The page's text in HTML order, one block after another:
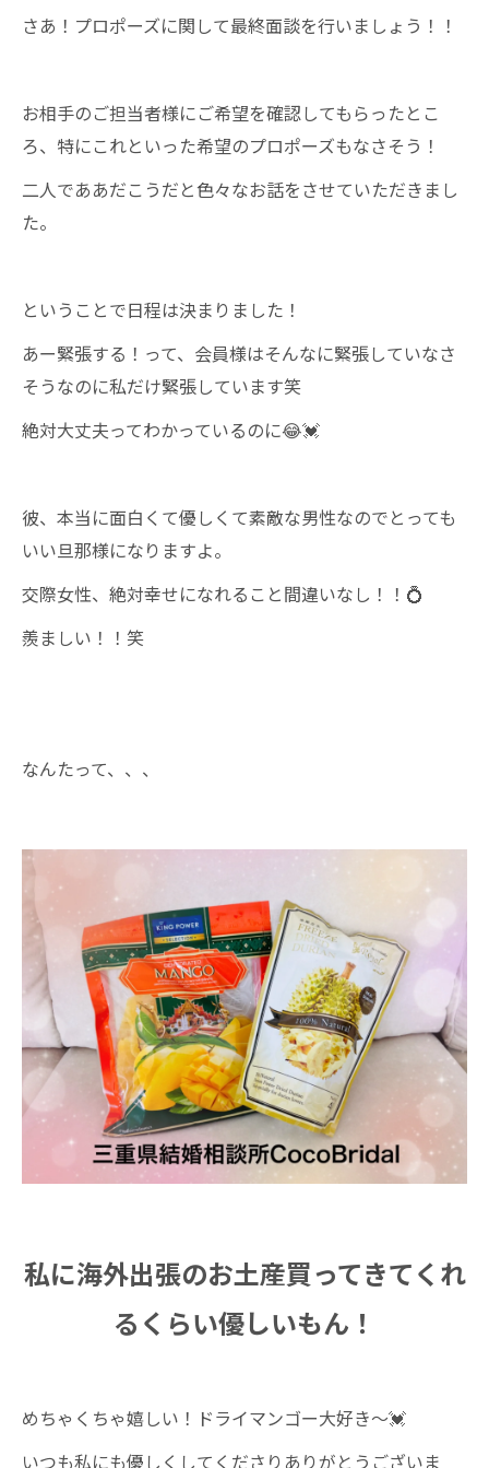
さあ！プロポーズに関して最終面談を行いましょう！！
お相手のご担当者様にご希望を確認してもらったとこ
ろ、特にこれといった希望のプロポーズもなさそう！
二人でああだこうだと色々なお話をさせていただきまし
た。
ということで日程は決まりました！
あー緊張する！って、会員様はそんなに緊張していなさ
そうなのに私だけ緊張しています笑
絶対大丈夫ってわかっているのに😂💓
彼、本当に面白くて優しくて素敵な男性なのでとっても
いい旦那様になりますよ。
交際女性、絶対幸せになれること間違いなし！！💍
羨ましい！！笑
なんたって、、、
私に海外出張のお土産買ってきてくれ
るくらい優しいもん！
めちゃくちゃ嬉しい！ドライマンゴー大好き〜💓
いつも私にも優しくしてくださりありがとうございま